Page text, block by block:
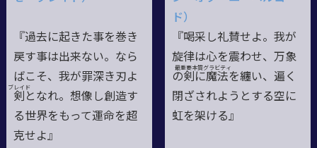
『過去に起きた事を巻き
戻す事は出来ない。なら
ばこそ、我が罪深き刃よ
剣
ブレイド
となれ。想像し創造す
る世界をもって運命を超
克せよ』
ド）
『喝采し礼賛せよ。我が
旋律は心を震わせ、万象
の剣
最重要本質
に魔
グラビティ
法を纏い、遍く
閉ざされようとする空に
虹を架ける』